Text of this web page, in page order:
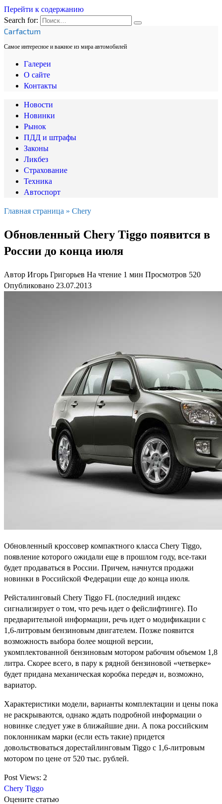
Перейти к содержанию
Search for:
Carfactum
Самое интересное и важное из мира автомобилей
Галереи
О сайте
Контакты
Новости
Новинки
Рынок
ПДД и штрафы
Законы
Ликбез
Страхование
Техника
Автоспорт
Главная страница » Chery
Обновленный Chery Tiggo появится в
России до конца июля
Автор Игорь Григорьев На чтение 1 мин Просмотров 520
Опубликовано 23.07.2013
Обновленный кроссовер компактного класса Chery Tiggo,
появление которого ожидали еще в прошлом году, все-таки
будет продаваться в России. Причем, начнутся продажи
новинки в Российской Федерации еще до конца июля.
Рейсталинговый Chery Tiggo FL (последний индекс
сигнализирует о том, что речь идет о фейслифтинге). По
предварительной информации, речь идет о модификации с
1,6-литровым бензиновым двигателем. Позже появится
возможность выбора более мощной версии,
укомплектованной бензиновым мотором рабочим объемом 1,8
литра. Скорее всего, в пару к рядной бензиновой «четверке»
будет придана механическая коробка передач и, возможно,
вариатор.
Характеристики модели, варианты комплектации и цены пока
не раскрываются, однако ждать подробной информации о
новинке следует уже в ближайшие дни. А пока российским
поклонникам марки (если есть такие) придется
довольствоваться дорестайлинговым Tiggo с 1,6-литровым
мотором по цене от 520 тыс. рублей.
Post Views: 2
Chery Tiggo
Оцените статью